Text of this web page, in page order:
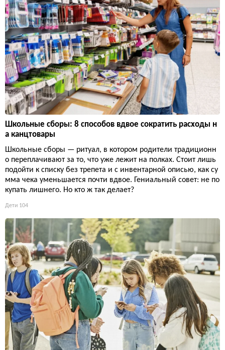
Школьные сборы: 8 способов вдвое сократить расходы н
а канцтовары
Школьные сборы — ритуал, в котором родители традиционн
о переплачивают за то, что уже лежит на полках. Стоит лишь
подойти к списку без трепета и с инвентарной описью, как су
мма чека уменьшается почти вдвое. Гениальный совет: не по
купать лишнего. Но кто ж так делает?
Дети 104